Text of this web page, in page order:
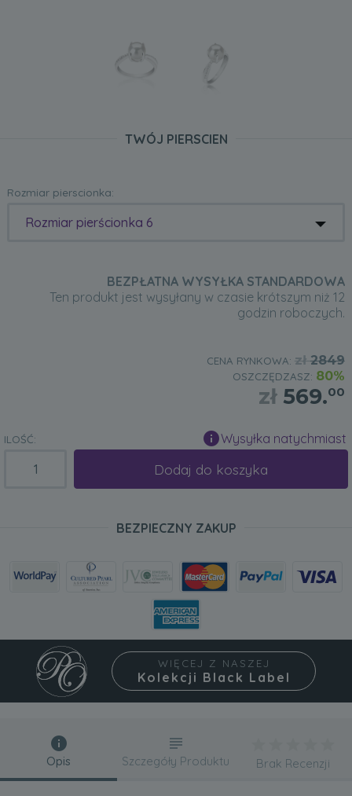
TWÓJ PIERSCIEN
Rozmiar pierscionka:
Rozmiar pierścionka 6
BEZPŁATNA WYSYŁKA STANDARDOWA
Ten produkt jest wysyłany w czasie krótszym niż 12
godzin roboczych.
CENA RYNKOWA: zł2849
OSZCZĘDZASZ: 80%
zł 569.00
ILOŚĆ: Wysyłka natychmiast
Dodaj do koszyka
BEZPIECZNY ZAKUP
WIĘCEJ Z NASZEJ
Kolekcji Black Label
Opis Szczegóły Produktu Brak Recenzji